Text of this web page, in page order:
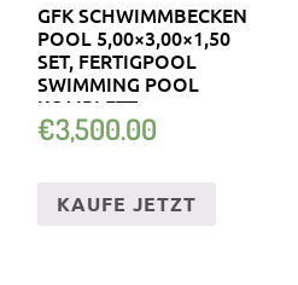
GFK SCHWIMMBECKEN
POOL 5,00×3,00×1,50
SET, FERTIGPOOL
SWIMMING POOL
KOMPLETT
€3,500.00
KAUFE JETZT